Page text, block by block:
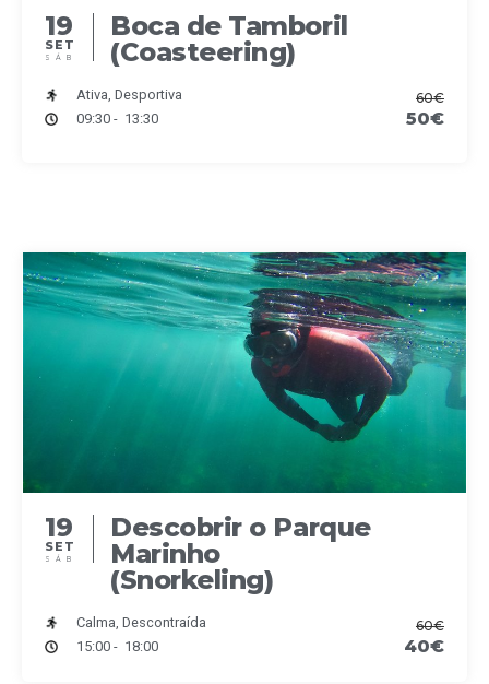
19
SET
SÁB
Boca de Tamboril
(Coasteering)
Ativa, Desportiva
09:30 - 13:30
60€
50€
19
SET
SÁB
Descobrir o Parque
Marinho
(Snorkeling)
Calma, Descontraída
15:00 - 18:00
60€
40€